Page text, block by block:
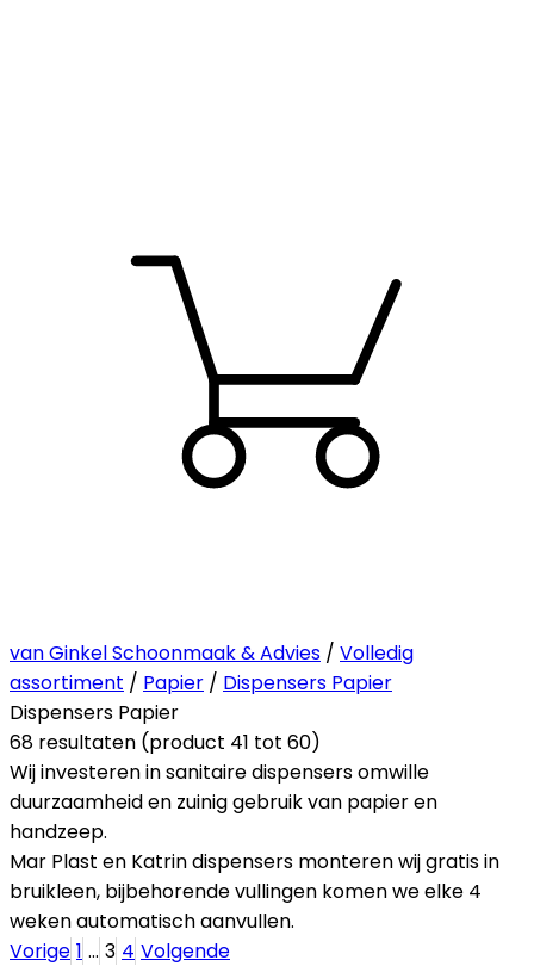
van Ginkel Schoonmaak & Advies / Volledig
assortiment / Papier / Dispensers Papier
Dispensers Papier
68 resultaten (product 41 tot 60)
Wij investeren in sanitaire dispensers omwille
duurzaamheid en zuinig gebruik van papier en
handzeep.
Mar Plast en Katrin dispensers monteren wij gratis in
bruikleen, bijbehorende vullingen komen we elke 4
weken automatisch aanvullen.
Vorige 1 ... 3 4 Volgende